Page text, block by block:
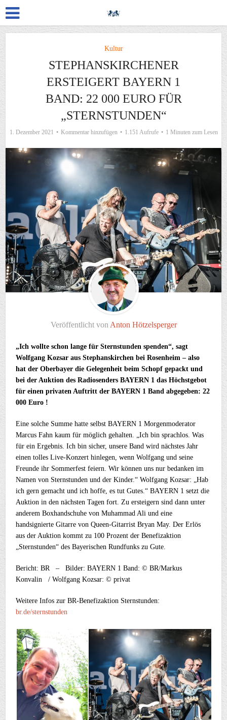
Kultur
STEPHANSKIRCHENER
ERSTEIGERT BAYERN 1
BAND: 22 000 EURO FÜR
„STERNSTUNDEN“
1. Dezember 2021 Kommentar hinzufügen 1.151 Aufrufe 1 Minuten zum Lesen
Veröffentlicht von Anton Hötzelsperger
„Ich wollte schon lange für Sternstunden spenden“, sagt
Wolfgang Kozsar aus Stephanskirchen bei Rosenheim – also
hat der Oberbayer die Gelegenheit beim Schopf gepackt und
bei der Auktion des Radiosenders BAYERN 1 das Höchstgebot
für einen privaten Auftritt der BAYERN 1 Band abgegeben: 22
000 Euro !
Eine solche Summe hatte selbst BAYERN 1 Morgenmoderator
Marcus Fahn kaum für möglich gehalten. „Ich bin sprachlos. Was
für ein Ergebnis. Ich bin sicher, unsere Band wird nächstes Jahr
einen tolles Live-Konzert hinlegen, wenn Wolfgang und seine
Freunde ihr Sommerfest feiern. Wir können uns nur bedanken im
Namen von Sternstunden und der Kinder.“ Wolfgang Kozsar: „Hab
ich gern gemacht und ich hoffe, es tut Gutes.“ BAYERN 1 setzt die
Auktion in den nächsten Tagen fort. Zu ersteigern sind dann unter
anderem Boxhandschuhe von Muhammad Ali und eine
handsignierte Gitarre von Queen-Gitarrist Bryan May. Der Erlös
aus der Auktion kommt zu 100 Prozent der Benefizaktion
„Sternstunden“ des Bayerischen Rundfunks zu Gute.
Bericht: BR – Bilder: BAYERN 1 Band: © BR/Markus
Konvalin / Wolfgang Kozsar: © privat
Weitere Infos zur BR-Benefizaktion Sternstunden:
br.de/sternstunden